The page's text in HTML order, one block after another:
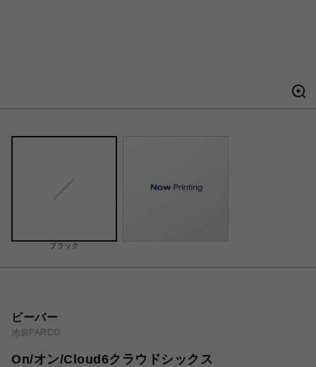
ブラック
ビーバー
池袋PARCO
On/オン/Cloud6クラウドシックス